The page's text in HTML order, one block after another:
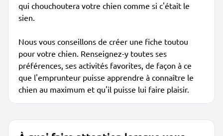
qui chouchoutera votre chien comme si c'était le
sien.
Nous vous conseillons de créer une fiche toutou
pour votre chien. Renseignez-y toutes ses
préférences, ses activités favorites, de façon à ce
que l'emprunteur puisse apprendre à connaître le
chien au maximum et qu'il puisse lui faire plaisir.